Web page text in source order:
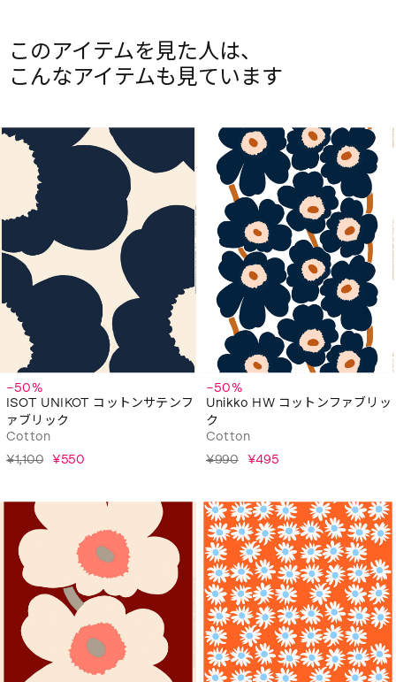
このアイテムを見た人は、
こんなアイテムも見ています
−50%
ISOT UNIKOT コットンサテンフ
ァブリック
Cotton
¥1,100 ¥550
−50%
Unikko HW コットンファブリッ
ク
Cotton
¥990 ¥495